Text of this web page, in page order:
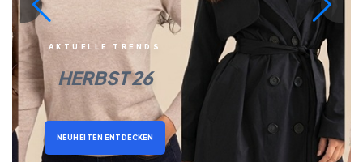
AKTUELLE TRENDS
HERBST 26
NEUHEITEN ENTDECKEN